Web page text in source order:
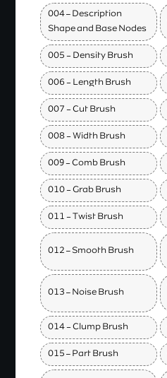
004 – Description
Shape and Base Nodes
005 - Density Brush
006 - Length Brush
007 - Cut Brush
008 - Width Brush
009 - Comb Brush
010 - Grab Brush
011 - Twist Brush
012 – Smooth Brush
013 – Noise Brush
014 - Clump Brush
015 – Part Brush